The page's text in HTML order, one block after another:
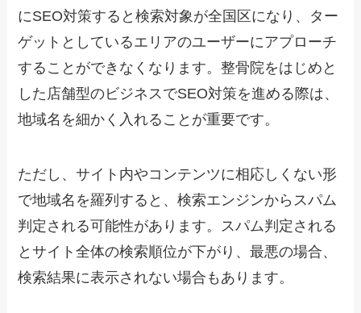
にSEO対策すると検索対象が全国区になり、ター
ゲットとしているエリアのユーザーにアプローチ
することができなくなります。整骨院をはじめと
した店舗型のビジネスでSEO対策を進める際は、
地域名を細かく入れることが重要です。
ただし、サイト内やコンテンツに相応しくない形
で地域名を羅列すると、検索エンジンからスパム
判定される可能性があります。スパム判定される
とサイト全体の検索順位が下がり、最悪の場合、
検索結果に表示されない場合もあります。